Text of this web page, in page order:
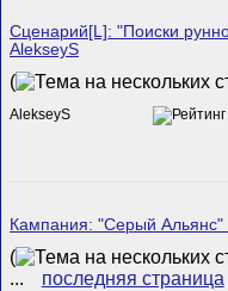
Сценарий[L]: "Поиски
AlekseyS
(
AlekseyS
Кампания: "Серый Альянс"
(
...
последняя страница